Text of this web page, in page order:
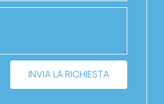
INVIA LA RICHIESTA